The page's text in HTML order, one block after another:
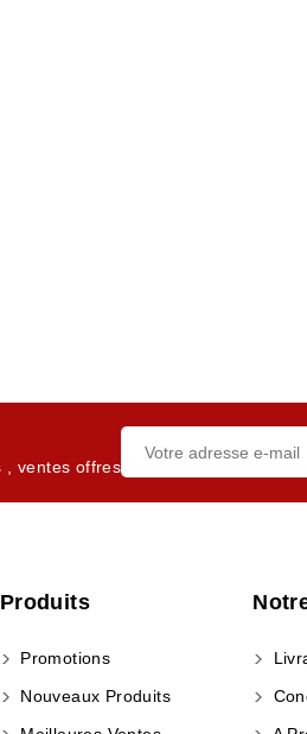
, ventes offres
Produits
Promotions
Nouveaux Produits